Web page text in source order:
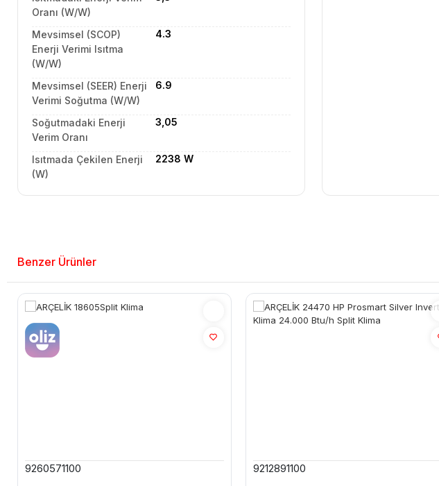
Oranı (W/W)
Mevsimsel (SCOP)
Enerji Verimi Isıtma
(W/W)
4.3
Mevsimsel (SEER) Enerji
Verimi Soğutma (W/W)
6.9
Soğutmadaki Enerji
Verim Oranı
3,05
Isıtmada Çekilen Enerji
(W)
2238 W
Benzer Ürünler
9260571100 9212891100